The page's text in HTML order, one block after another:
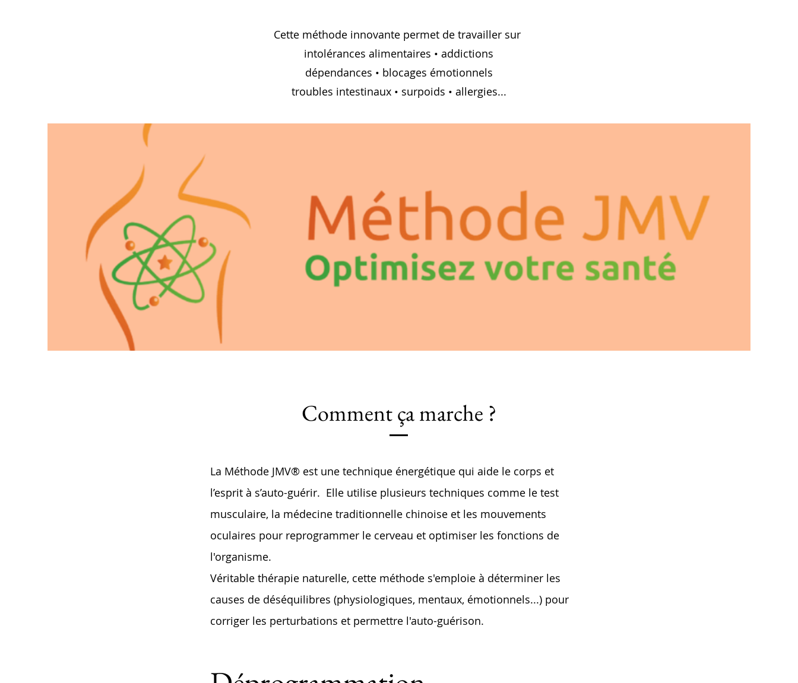
Cette méthode innovante permet de travailler sur
intolérances alimentaires • addictions
dépendances • blocages émotionnels
troubles intestinaux • surpoids • allergies...
Comment ça marche ?
La Méthode JMV® est une technique énergétique qui aide le corps et
l’esprit à s’auto-guérir. Elle utilise plusieurs techniques comme le test
musculaire, la médecine traditionnelle chinoise et les mouvements
oculaires pour reprogrammer le cerveau et optimiser les fonctions de
l'organisme.
Véritable thérapie naturelle, cette méthode s'emploie à déterminer les
causes de déséquilibres (physiologiques, mentaux, émotionnels...) pour
corriger les perturbations et permettre l'auto-guérison.